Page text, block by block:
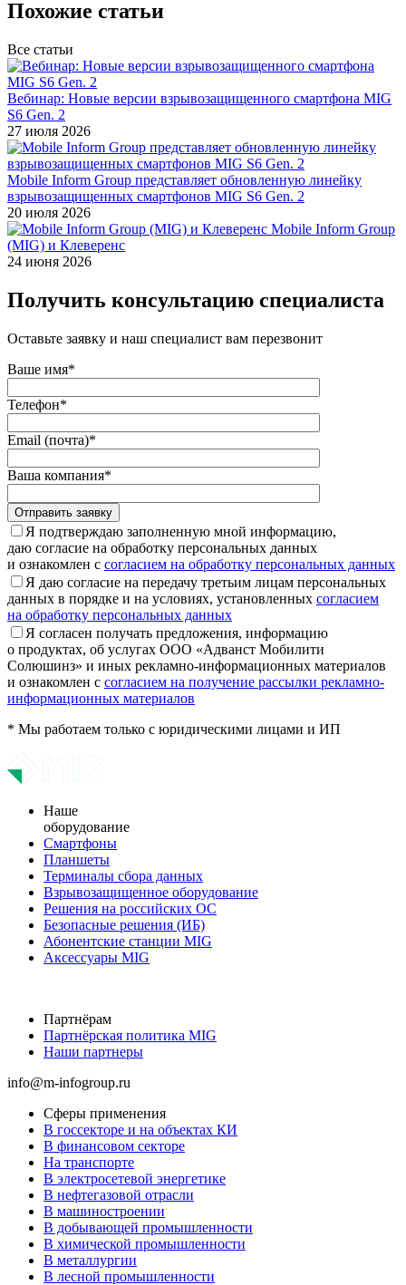
Похожие статьи
Все статьи
Вебинар: Новые версии взрывозащищенного смартфона MIG
S6 Gen. 2
27 июля 2026
Mobile Inform Group представляет обновленную линейку
взрывозащищенных смартфонов MIG S6 Gen. 2
20 июля 2026
Mobile Inform Group
(MIG) и Клеверенс
24 июня 2026
Получить консультацию специалиста
Оставьте заявку и наш специалист вам перезвонит
Ваше имя*
Телефон*
Email (почта)*
Ваша компания*
Отправить заявку
Я подтверждаю заполненную мной информацию,
даю согласие на обработку персональных данных
и ознакомлен с согласием на обработку персональных данных
Я даю согласие на передачу третьим лицам персональных
данных в порядке и на условиях, установленных согласием
на обработку персональных данных
Я согласен получать предложения, информацию
о продуктах, об услугах ООО «Адванст Мобилити
Солюшинз» и иных рекламно-информационных материалов
и ознакомлен с согласием на получение рассылки рекламно-
информационных материалов
* Мы работаем только с юридическими лицами и ИП
Наше
оборудование
Смартфоны
Планшеты
Терминалы сбора данных
Взрывозащищенное оборудование
Решения на российских ОС
Безопасные решения (ИБ)
Абонентские станции MIG
Аксессуары MIG
Партнёрам
Партнёрская политика MIG
Наши партнеры
info@m-infogroup.ru
Сферы применения
В госсекторе и на объектах КИ
В финансовом секторе
На транспорте
В электросетевой энергетике
В нефтегазовой отрасли
В машиностроении
В добывающей промышленности
В химической промышленности
В металлургии
В лесной промышленности